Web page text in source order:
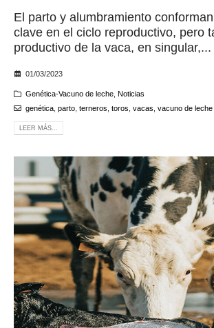
El parto y alumbramiento
clave en el ciclo reproductivo, pero
productivo de la vaca, en singular,...
01/03/2023
Genética-Vacuno de leche, Noticias
genética, parto, terneros toros vacas vacuno de leche
LEER MÁS...